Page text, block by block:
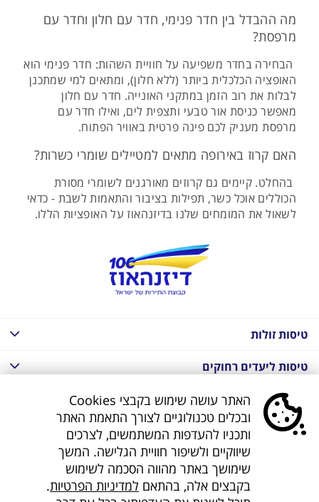
מה ההבדל בין חדר פנימי, חדר עם חלון וחדר עם
מרפסת?
הבחירה בחדר משפיעה על חוויית השהות: חדר פנימי הוא
האופציה הכלכלית ביותר (ללא חלון), ומתאים למי שמתכנן
לבלות את רוב הזמן במתקני האונייה. חדר עם חלון
מאפשר כניסת אור טבעי ותצפית לים, ואילו חדר עם
מרפסת מעניק לכם פינה פרטית באוויר הפתוח.
האם קרוז באירופה מתאים למטיילים שומרי כשרות?
בהחלט. קיימים גם קרוזים מאורגנים לשומרי מסורת
הכוללים אוכל כשר, תפילות בציבור והתאמות לשבת - כדאי
לשאול את המומחים שלנו בדיזנהאוז על האופציות הללו.
טיסות זולות
טיסות ליעדים רחוקים
חבילות נופש בחו"ל
חבילות נופש בחו"ל
חבילות טוס וסע
דילים לחו"ל
האתר עושה שימוש בקבצי Cookies
ובכלים טכנולוגיים לצורך התאמת האתר
ותכניו להעדפות המשתמשים, לצרכים
שיווקיים ולשיפור חוויית הגלישה. המשך
שימושך באתר מהווה הסכמה לשימוש
בקבצים אלה, בהתאם למדיניות הפרטיות.